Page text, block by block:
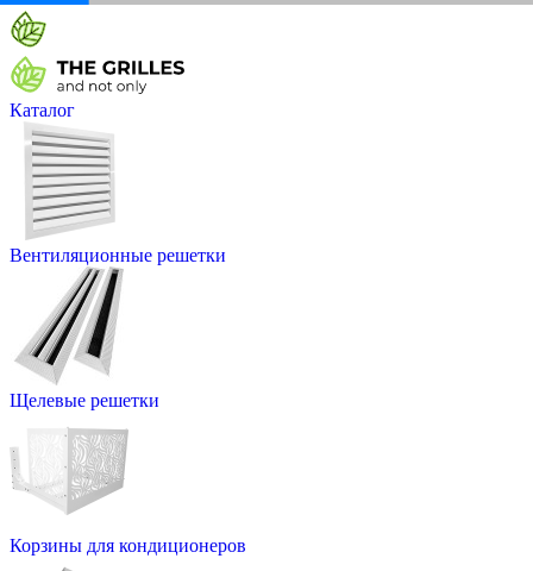
Каталог
Вентиляционные решетки
Щелевые решетки
Корзины для кондиционеров